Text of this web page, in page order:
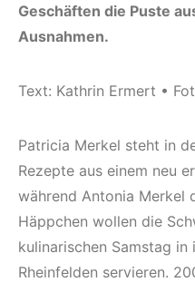
Geschäften die Puste
Ausnahmen.
Text: Kathrin Ermert •
Patricia Merkel steht in
Rezepte aus einem neu
während Antonia Merkel
Häppchen wollen die
kulinarischen Samstag in
Rheinfelden servieren.